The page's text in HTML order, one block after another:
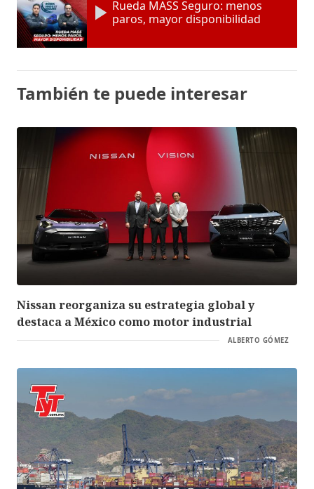
Rueda MASS Seguro: menos
paros, mayor disponibilidad
También te puede interesar
Nissan reorganiza su estrategia global y
destaca a México como motor industrial
ALBERTO GÓMEZ